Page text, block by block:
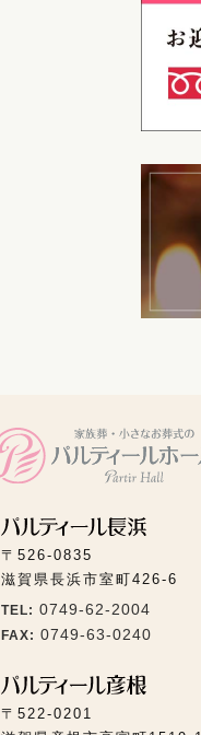
〒526-0835
滋賀県長浜市室町426-6
TEL: 0749-62-2004
FAX: 0749-63-0240
〒522-0201